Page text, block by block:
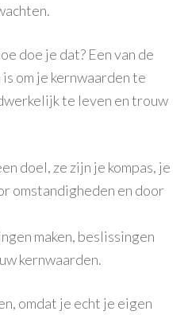
doe je dat? Een van de
om je kernwaarden te
te leven en trouw
doel, ze zijn je kompas, je
omstandigheden en door
maken, beslissingen
kernwaarden.
omdat je echt je eigen